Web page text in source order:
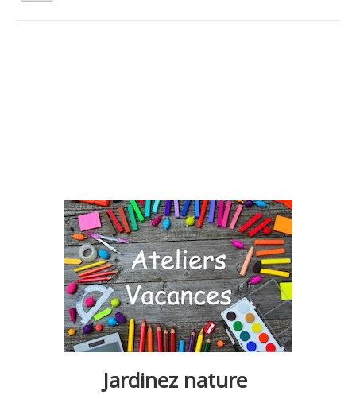
la
Guide Nature Patrimoine Volontaire (GNPV)
Centre de Ressources du Territoire (CRT)
Contact
Bienvenue dans Mon Jardin au Naturel (BMJN)
Jardinez nature